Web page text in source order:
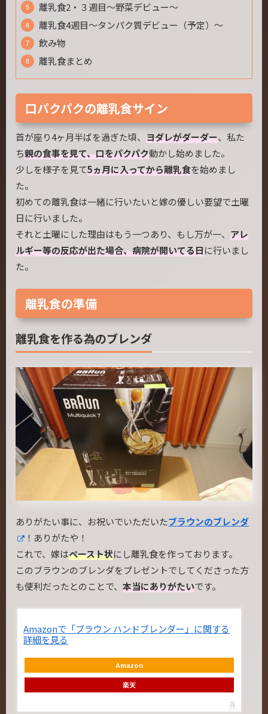
離乳食2・３週目～野菜デビュー～
離乳食4週目～タンパク質デビュー（予定）～
飲み物
離乳食まとめ
口パクパクの離乳食サイン
首が座り4ヶ月半ばを過ぎた頃、 ヨダレがダーダー、私た
ち親の食事を見て、口をパクパク動かし始めました。
少しを様子を見て5ヵ月に入ってから離乳食を始めまし
た。
初めての離乳食は一緒に行いたいと嫁の優しい要望で土曜
日に行いました。
それと土曜にした理由はもう一つあり、もし万が一、 アレ
ルギー等の反応が出た場合、病院が開いてる日に行いまし
た。
離乳食の準備
離乳食を作る為のブレンダ
ありがたい事に、お祝いでいただいたブラウンのブレンダ
！ありがたや！
これで、嫁はペースト状にし離乳食を作っております。
このブラウンのブレンダをプレゼントでしてくださった方
も便利だったとのことで、 本当にありがたいです。
Amazonで「ブラウン ハンドブレンダー」に関する
詳細を見る
Amazon
楽天